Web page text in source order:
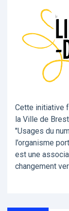
Cette initiative
la Ville de
"Usages du
l’organisme
est une
changement